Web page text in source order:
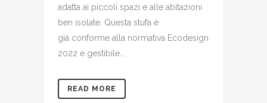
adatta ai piccoli spazi e alle abitazioni
ben isolate. Questa stufa è
già conforme alla normativa Ecodesign
2022 e gestibile...
READ MORE